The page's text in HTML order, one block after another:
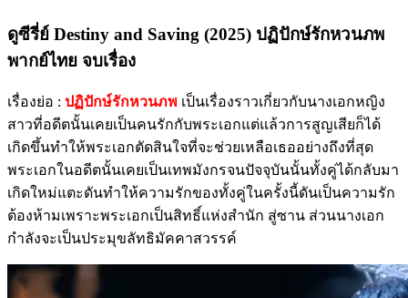
ดูซีรี่ย์ Destiny and Saving (2025) ปฏิปักษ์รักหวนภพ
พากย์ไทย จบเรื่อง
เรื่องย่อ : ปฏิปักษ์รักหวนภพ เป็นเรื่องราวเกี่ยวกับนางเอกหญิง
สาวที่อดีตนั้นเคยเป็นคนรักกับพระเอกแต่แล้วการสูญเสียก็ได้
เกิดขึ้นทำให้พระเอกตัดสินใจที่จะช่วยเหลือเธออย่างถึงที่สุด
พระเอกในอดีตนั้นเคยเป็นเทพมังกรจนปัจจุบันนั้นทั้งคู่ได้กลับมา
เกิดใหม่แตะดันทำให้ความรักของทั้งคู่ในครั้งนี้ดันเป็นความรัก
ต้องห้ามเพราะพระเอกเป็นสิทธิ์แห่งสำนัก สู่ซาน ส่วนนางเอก
กำลังจะเป็นประมุขลัทธิมัคคาสวรรค์